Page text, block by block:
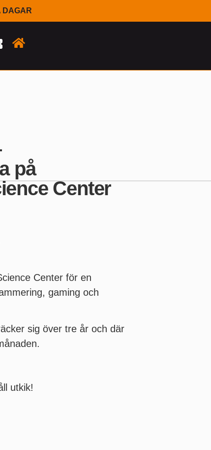
DAGAR
på
Center
Center för en
gaming och
sig över tre år och där
utkik!